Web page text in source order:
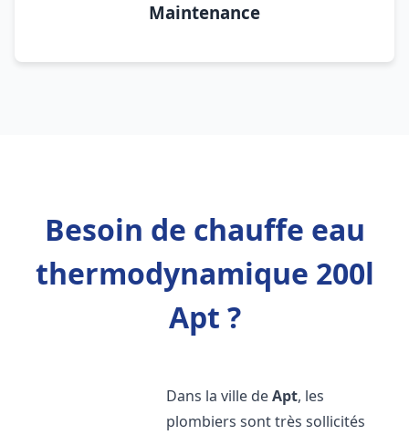
Maintenance
Besoin de chauffe eau
thermodynamique 200l
Apt ?
Dans la ville deApt, les
plombiers sont très sollicités